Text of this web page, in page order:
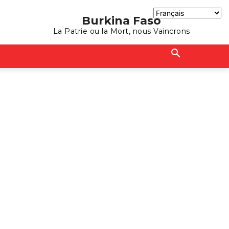
Burkina Faso
La Patrie ou la Mort, nous Vaincrons